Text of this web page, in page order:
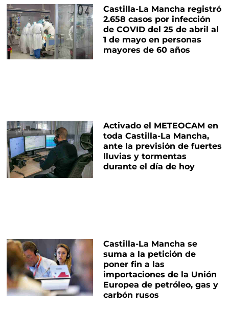
Castilla-La Mancha registró
2.658 casos por infección
de COVID del 25 de abril al
1 de mayo en personas
mayores de 60 años
Activado el METEOCAM en
toda Castilla-La Mancha,
ante la previsión de fuertes
lluvias y tormentas
durante el día de hoy
Castilla-La Mancha se
suma a la petición de
poner fin a las
importaciones de la Unión
Europea de petróleo, gas y
carbón rusos